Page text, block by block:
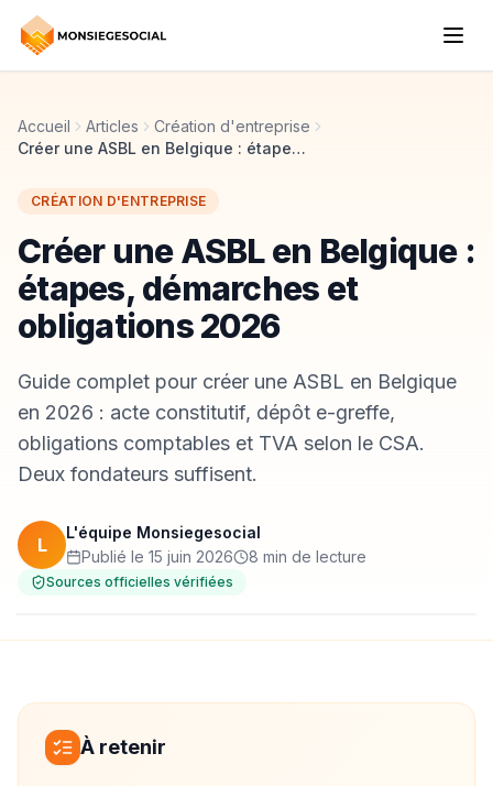
Accueil Articles
Création d'entreprise
Créer une ASBL en Belgique : étapes, démarches et obligations 2026
CRÉATION D'ENTREPRISE
Créer une ASBL en Belgique :
étapes, démarches et
obligations 2026
Guide complet pour créer une ASBL en Belgique
en 2026 : acte constitutif, dépôt e-greffe,
obligations comptables et TVA selon le CSA.
Deux fondateurs suffisent.
L
L'équipe Monsiegesocial
Publié le 15 juin 2026
8 min de lecture
Sources officielles vérifiées
À retenir